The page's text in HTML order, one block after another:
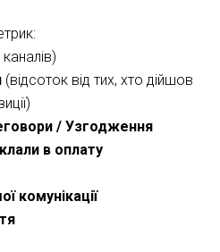
каналів)
(відсоток від тих, хто дійшов
/ Узгодження
в оплату
комунікації